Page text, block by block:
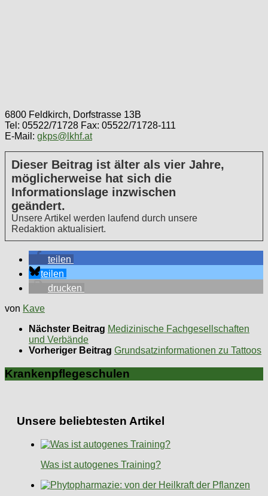
6800 Feldkirch, Dorfstrasse 13B
Tel: 05522/71728 Fax: 05522/71728-111
E-Mail: gkps@lkhf.at
Dieser Beitrag ist älter als vier Jahre,
möglicherweise hat sich die
Informationslage inzwischen
geändert.
Unsere Artikel werden laufend durch unsere
Redaktion aktualisiert.
teilen
teilen
drucken
von Kave
Nächster Beitrag Medizinische Fachgesellschaften
und Verbände
Vorheriger Beitrag Grundsatzinformationen zu Tattoos
Krankenpflegeschulen
Unsere beliebtesten Artikel
Was ist autogenes Training?